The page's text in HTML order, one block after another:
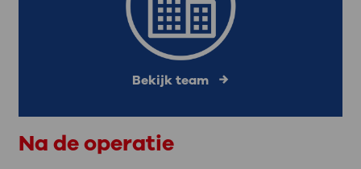
Bekijk team
Na de operatie